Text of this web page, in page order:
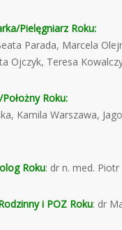
Pielęgniarz Roku:
Parada, Marcela
Ojczyk, Teresa
Roku:
Kamila Warszawa,
Roku: dr n. med. Piotr
i POZ Roku: dr